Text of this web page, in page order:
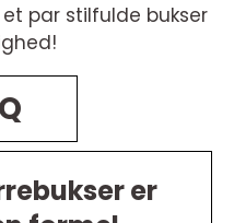
par stilfulde bukser
er